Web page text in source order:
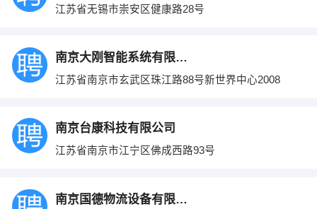
江苏省无锡市崇安区健康路28号
南京大刚智能系统有限公司
江苏省南京市玄武区珠江路88号新世界中心2008
南京台康科技有限公司
江苏省南京市江宁区佛成西路93号
南京国德物流设备有限公司